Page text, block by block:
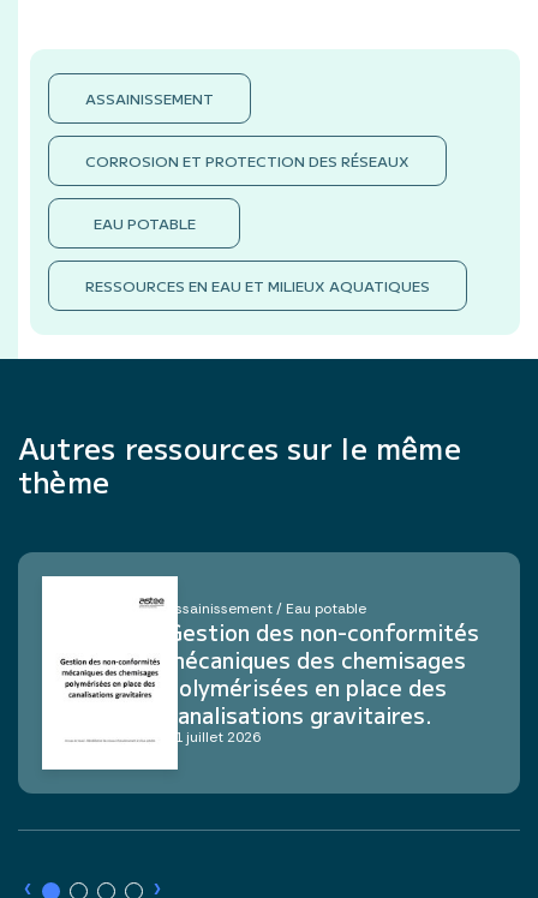
ASSAINISSEMENT
CORROSION ET PROTECTION DES RÉSEAUX
EAU POTABLE
RESSOURCES EN EAU ET MILIEUX AQUATIQUES
Autres ressources sur le même
thème
Assainissement / Eau potable
Gestion des non-conformités
mécaniques des chemisages
polymérisées en place des
canalisations gravitaires.
21 juillet 2026
› ›